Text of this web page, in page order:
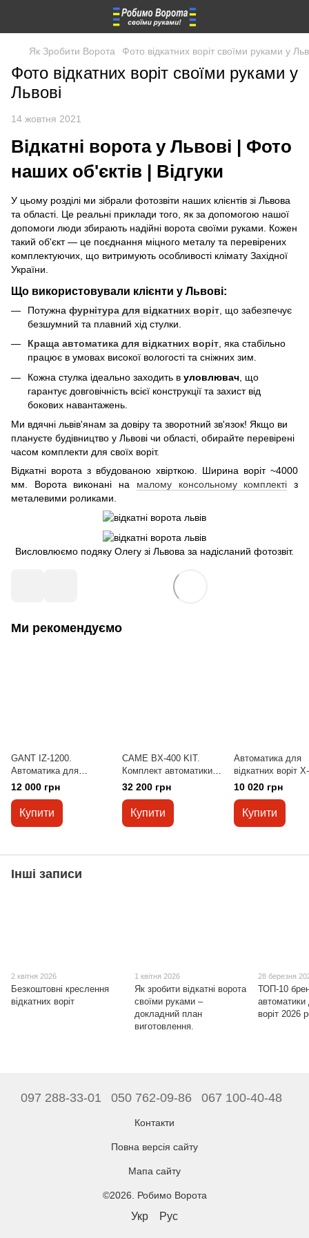
Як Зробити Ворота Фото відкатних воріт своїми руками у
Фото відкатних воріт своїми руками у
Львові
14 жовтня 2021
Відкатні ворота у Львові | Фото
наших об'єктів | Відгуки
У цьому розділі ми зібрали фотозвіти наших клієнтів зі Львова
та області. Це реальні приклади того, як за допомогою нашої
допомоги люди збирають надійні ворота своїми руками. Кожен
такий об'єкт — це поєднання міцного металу та перевірених
комплектуючих, що витримують особливості клімату Західної
України.
Що використовували клієнти у Львові:
Потужна фурнітура для відкатних воріт , що забезпечує
безшумний та плавний хід стулки.
Краща автоматика для відкатних воріт , яка стабільно
працює в умовах високої вологості та сніжних зим.
Кожна стулка ідеально заходить в уловлювач , що
гарантує довговічність всієї конструкції та захист від
бокових навантажень.
Ми вдячні львів'янам за довіру та зворотний зв'язок! Якщо ви
плануєте будівництво у Львові чи області, обирайте перевірені
часом комплекти для своїх воріт.
Відкатні ворота з вбудованою хвірткою. Ширина воріт ~4000
мм. Ворота виконані на малому консольному комплекті з
металевими роликами.
Висловлюємо подяку Олегу зі Львова за надісланий фотозвіт.
Ми рекомендуємо
GANT IZ-1200.
Автоматика для
відкатних воріт. 2
пульти ДУ
12 000 грн
Купити
CAME BX-400 KIT.
Комплект автоматики
для відкатних воріт.
Рейка - 4 м.
32 200 грн
Купити
Автоматика для
відкатних воріт
ES900. 2 пульти
10 020 грн
Купити
Інші записи
2 квітня 2026
Безкоштовні креслення
відкатних воріт
1 квітня 2026
Як зробити відкатні ворота
своїми руками –
докладний план
виготовлення.
28 березня
ТОП-10
автоматики
воріт 2026
097 288-33-01 050 762-09-86 067 100-40-48
Контакти
Повна версія сайту
Мапа сайту
©2026. Робимо Ворота
Укр Рус